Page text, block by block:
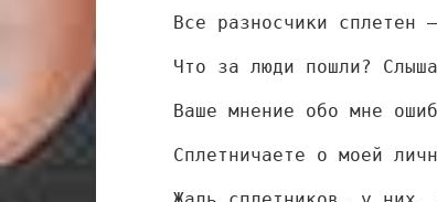
Все разносчики сплетен
Что за люди пошли?
Ваше мнение обо мне
Сплетничаете о моей